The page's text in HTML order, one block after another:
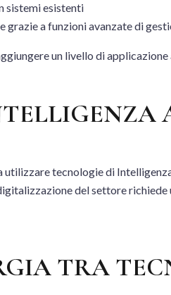
sistemi esistenti
grazie a funzioni avanzate di
un livello di
tecnologie di
del settore
TRA